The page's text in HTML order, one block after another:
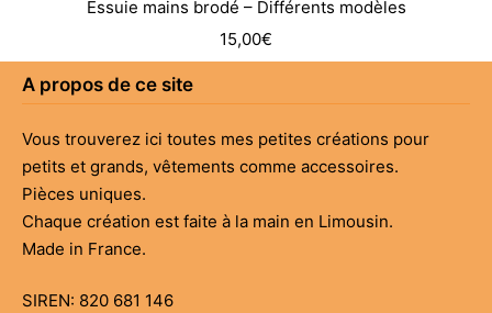
Essuie mains brodé – Différents modèles
15,00€
A propos de ce site
Vous trouverez ici toutes mes petites créations pour
petits et grands, vêtements comme accessoires.
Pièces uniques.
Chaque création est faite à la main en Limousin.
Made in France.
SIREN: 820 681 146